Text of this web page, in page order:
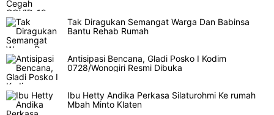
Tak Diragukan Semangat Warga Dan Babinsa
Bantu Rehab Rumah
Antisipasi Bencana, Gladi Posko I Kodim
0728/Wonogiri Resmi Dibuka
Ibu Hetty Andika Perkasa Silaturohmi Ke rumah
Mbah Minto Klaten